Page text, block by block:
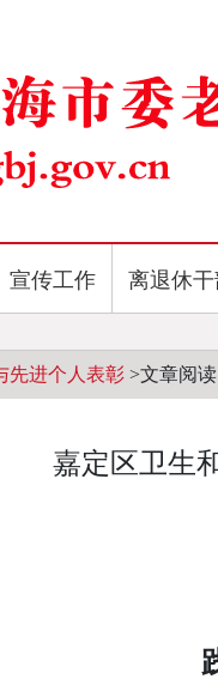
宣传工作 离退休
先进个人表彰 >文章阅读
嘉定区卫生